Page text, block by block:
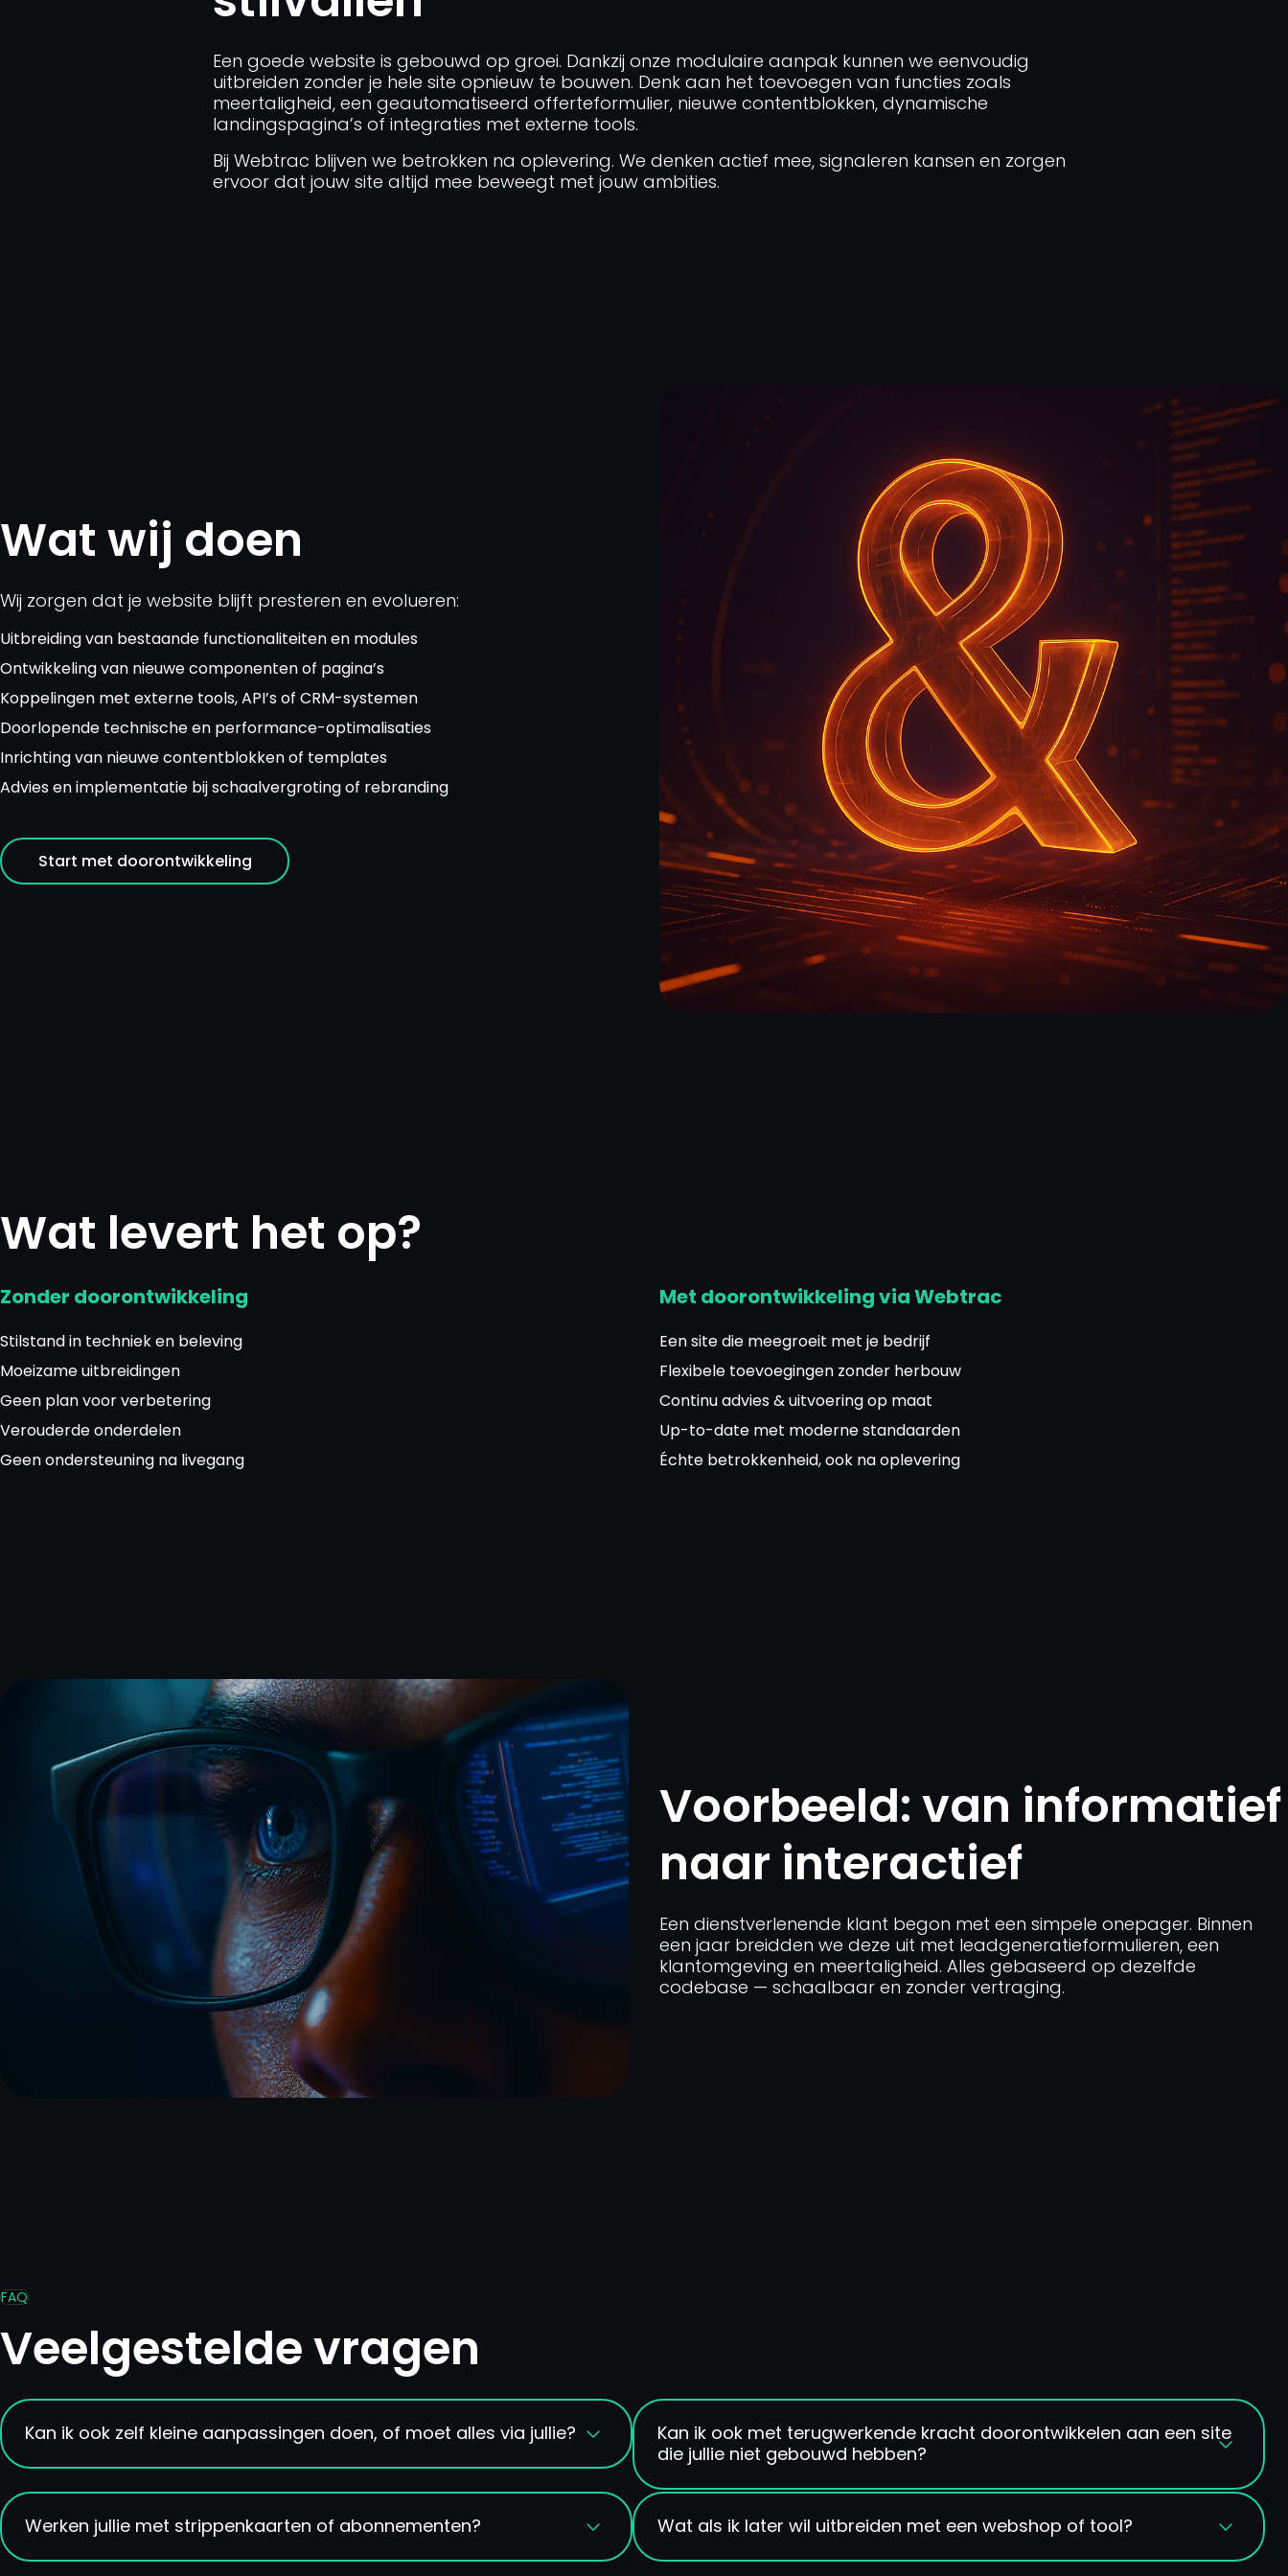
Een goede website is gebouwd op groei. Dankzij onze modulaire aanpak kunnen we eenvoudig
uitbreiden zonder je hele site opnieuw te bouwen. Denk aan het toevoegen van functies zoals
meertaligheid, een geautomatiseerd offerteformulier, nieuwe contentblokken, dynamische
landingspagina’s of integraties met externe tools.
Bij Webtrac blijven we betrokken na oplevering. We denken actief mee, signaleren kansen en zorgen
ervoor dat jouw site altijd mee beweegt met jouw ambities.
Wat wij doen
Wij zorgen dat je website blijft presteren en evolueren:
Uitbreiding van bestaande functionaliteiten en modules
Ontwikkeling van nieuwe componenten of pagina’s
Koppelingen met externe tools, API’s of CRM-systemen
Doorlopende technische en performance-optimalisaties
Inrichting van nieuwe contentblokken of templates
Advies en implementatie bij schaalvergroting of rebranding
Start met doorontwikkeling
Wat levert het op?
Zonder doorontwikkeling
Stilstand in techniek en beleving
Moeizame uitbreidingen
Geen plan voor verbetering
Verouderde onderdelen
Geen ondersteuning na livegang
Met doorontwikkeling via Webtrac
Een site die meegroeit met je bedrijf
Flexibele toevoegingen zonder herbouw
Continu advies & uitvoering op maat
Up-to-date met moderne standaarden
Échte betrokkenheid, ook na oplevering
Voorbeeld: van informatief
naar interactief
Een dienstverlenende klant begon met een simpele onepager. Binnen
een jaar breidden we deze uit met leadgeneratieformulieren, een
klantomgeving en meertaligheid. Alles gebaseerd op dezelfde
codebase — schaalbaar en zonder vertraging.
FAQ
Veelgestelde vragen
Kan ik ook zelf kleine aanpassingen doen, of moet alles via jullie?
Je kunt zelf content aanpassen via het gebruiksvriendelijke CMS.
Voor nieuwe functionaliteit of uitbreiding staan wij voor je klaar, op
Kan ik ook met terugwerkende kracht doorontwikkelen aan een site
die jullie niet gebouwd hebben?
Dat hangt af van de technische kwaliteit. We bekijken graag of jouw
huidige site geschikt is voor duurzame doorontwikkeling.
Werken jullie met strippenkaarten of abonnementen? Wat als ik later wil uitbreiden met een webshop of tool?
Projecten